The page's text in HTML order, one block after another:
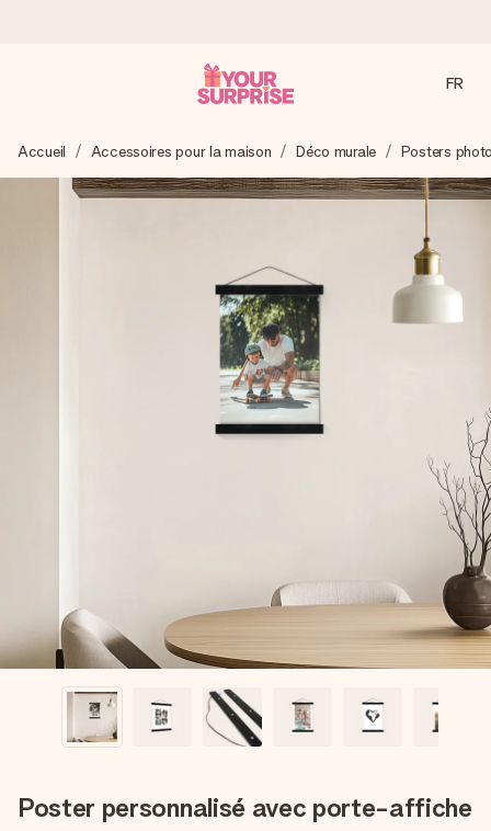
Nous préparons votre cadeau avec attention et l’envoyons
en un éclair – pour que vous puissiez l’offrir au bon moment,
quand cela compte le plus.
4,8 (sur la base de +15 000 avis)
Nos cadeaux sont appréciés. Les clients nous attribuent
une note de 4,8 sur Google Reviews (total de tous les
pays où nous sommes présents).
Créez quelque chose d’unique en quelques étapes – avec
son prénom, votre photo ou un message qui touche le cœur.
Sans complications, juste tout l’amour pour le moment idéal.
FR
Accueil Accessoires pour la maison Déco murale Posters
Poster personnalisé avec porte-affiche